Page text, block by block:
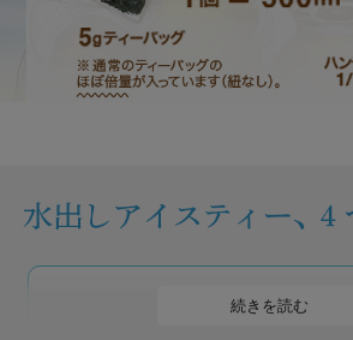
続きを読む
カフェイン控えめ